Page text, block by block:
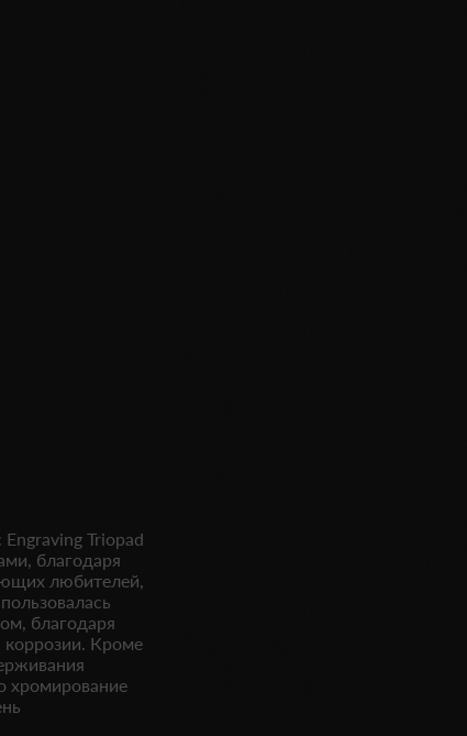
Triopad
благодаря
любителей,
благодаря
коррозии. Кроме
хромирование